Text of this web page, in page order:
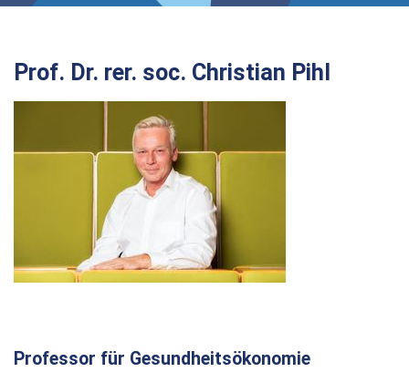
Prof. Dr. rer. soc. Christian Pihl
Professor für Gesundheitsökonomie